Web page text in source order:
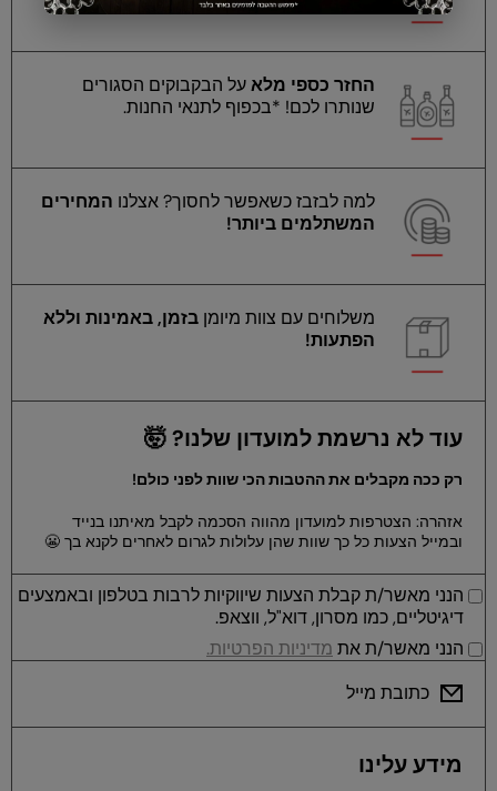
החזר כספי מלאעל הבקבוקים הסגורים
שנותרו לכם! *בכפוף לתנאי החנות.
למה לבזבז כשאפשר לחסוך? אצלנו המחירים
המשתלמים ביותר!
משלוחים עם צוות מיומן בזמן, באמינות וללא
הפתעות!
עוד לא נרשמת למועדון שלנו? 🤯
רק ככה מקבלים את ההטבות הכי שוות לפני כולם!
אזהרה: הצטרפות למועדון מהווה הסכמה לקבל מאיתנו בנייד
ובמייל הצעות כל כך שוות שהן עלולות לגרום לאחרים לקנא בך 😬
הנני מאשר/ת קבלת הצעות שיווקיות לרבות בטלפון ובאמצעים
דיגיטליים, כמו מסרון, דוא"ל, ווצאפ.
הנני מאשר/ת את מדיניות הפרטיות.
כתובת מייל
מידע עלינו